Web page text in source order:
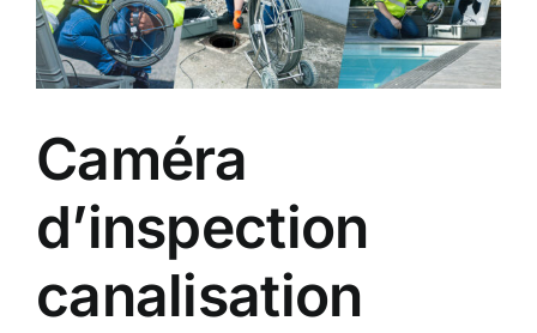
Caméra
d’inspection
canalisation